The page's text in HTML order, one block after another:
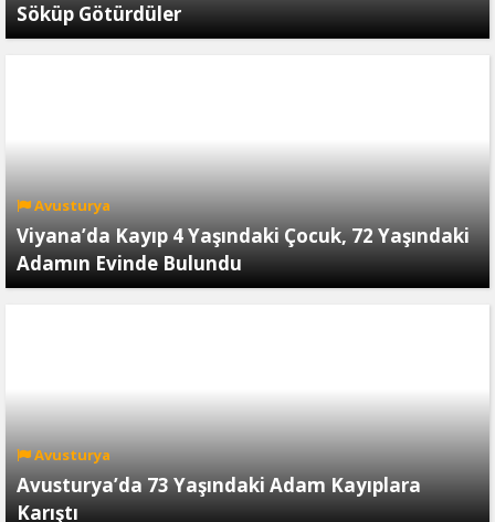
Söküp Götürdüler
Avusturya
Viyana’da Kayıp 4 Yaşındaki Çocuk, 72 Yaşındaki
Adamın Evinde Bulundu
Avusturya
Avusturya’da 73 Yaşındaki Adam Kayıplara
Karıştı